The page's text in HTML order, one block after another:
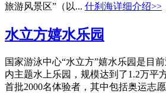
旅游风景区”（以... 什刹海详细介绍>>
水立方嬉水乐园
国家游泳中心“水立方”嬉水乐园是目
内主题水上乐园，规模达到了1.2万平
首批2000名体验者，其中包括奥运志